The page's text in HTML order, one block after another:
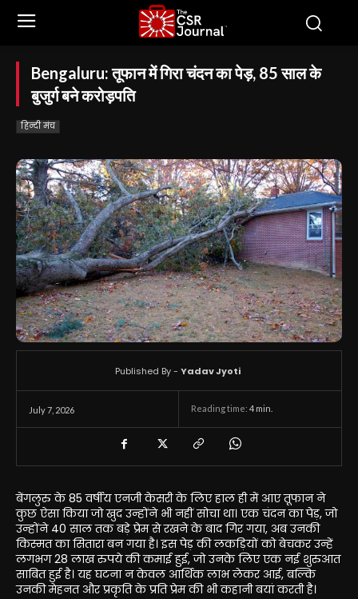
Bengaluru: तूफान में गिरा चंदन का पेड़, 85 साल के
बुजुर्ग बने करोड़पति
हिन्दी मंच
July 7, 2026 Reading time: 4 min.
Published By - Yadav Jyoti
बेंगलुरु के 85 वर्षीय एनजी केसरी के लिए हाल ही में आए तूफान ने
कुछ ऐसा किया जो खुद उन्होंने भी नहीं सोचा था। एक चंदन का पेड़, जो
उन्होंने 40 साल तक बड़े प्रेम से रखने के बाद गिर गया, अब उनकी
किस्मत का सितारा बन गया है। इस पेड़ की लकड़ियों को बेचकर उन्हें
लगभग 28 लाख रुपये की कमाई हुई, जो उनके लिए एक नई शुरुआत
साबित हुई है। यह घटना न केवल आर्थिक लाभ लेकर आई, बल्कि
उनकी मेहनत और प्रकृति के प्रति प्रेम की भी कहानी बयां करती है।